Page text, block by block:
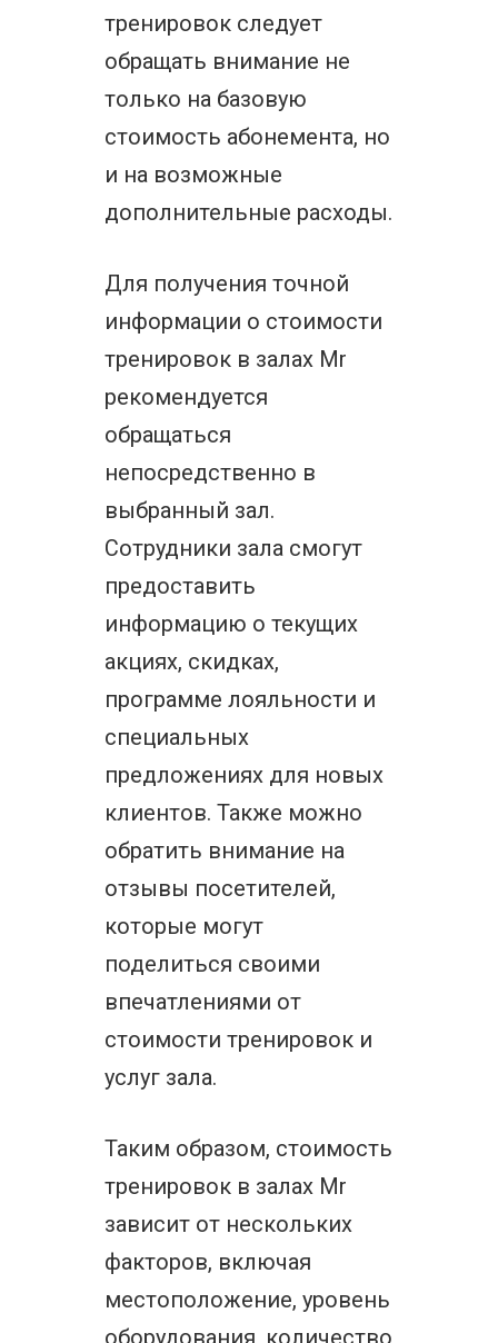
тренировок следует
обращать внимание не
только на базовую
стоимость абонемента, но
и на возможные
дополнительные расходы.
Для получения точной
информации о стоимости
тренировок в залах Mr
рекомендуется
обращаться
непосредственно в
выбранный зал.
Сотрудники зала смогут
предоставить
информацию о текущих
акциях, скидках,
программе лояльности и
специальных
предложениях для новых
клиентов. Также можно
обратить внимание на
отзывы посетителей,
которые могут
поделиться своими
впечатлениями от
стоимости тренировок и
услуг зала.
Таким образом, стоимость
тренировок в залах Mr
зависит от нескольких
факторов, включая
местоположение, уровень
оборудования, количество